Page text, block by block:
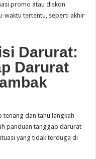
promo atau diskon
waktu tertentu, seperti akhir
Darurat:
Darurat
tenang dan tahu langkah-
panduan tanggap darurat
yang tidak terduga di